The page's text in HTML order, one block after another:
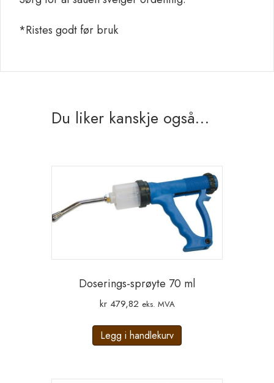
*Ristes godt før bruk
Du liker kanskje også…
Doserings-sprøyte 70 ml
kr479,82 eks. MVA
Legg i handlekurv